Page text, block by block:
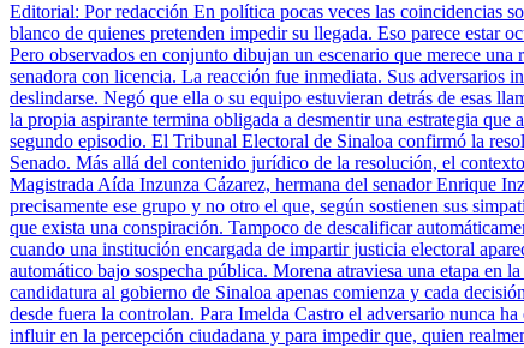
Editorial: Por redacción En política pocas veces las coincidencias
blanco de quienes pretenden impedir su llegada. Eso parece estar
Pero observados en conjunto dibujan un escenario que merece
senadora con licencia. La reacción fue inmediata. Sus adversarios
deslindarse. Negó que ella o su equipo estuvieran detrás de esas
la propia aspirante termina obligada a desmentir una estrategia
segundo episodio. El Tribunal Electoral de Sinaloa confirmó la
Senado. Más allá del contenido jurídico de la resolución, el
Magistrada Aída Inzunza Cázarez, hermana del senador Enrique
precisamente ese grupo y no otro el que, según sostienen sus
que exista una conspiración. Tampoco de descalificar
cuando una institución encargada de impartir justicia electoral
automático bajo sospecha pública. Morena atraviesa una etapa en
candidatura al gobierno de Sinaloa apenas comienza y cada
desde fuera la controlan. Para Imelda Castro el adversario nunca
influir en la percepción ciudadana y para impedir que, quien